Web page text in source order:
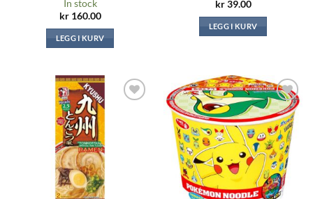
In stock
kr160.00
LEGG I KURV
kr39.00
LEGG I KURV
Legg til i
ønskeliste